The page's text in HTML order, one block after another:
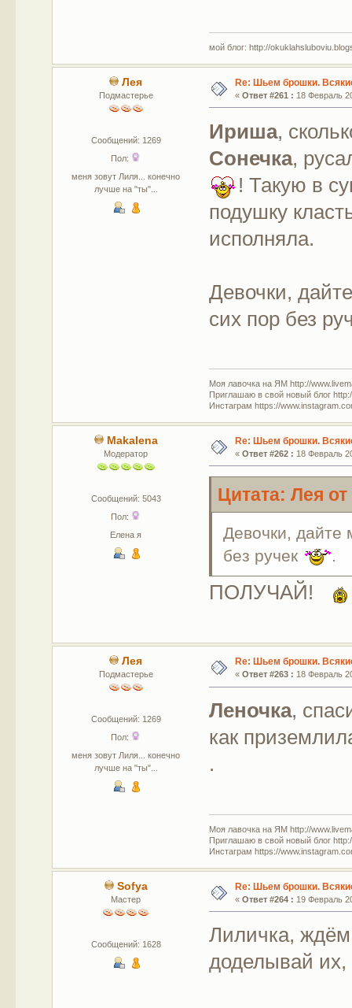
мой блог: http://
Лея
Подмастерье
Сообщений: 1269
Пол:
меня зовут Лиля... конечно
лучше на "ты"...
Re: Шьем брошки.
« Ответ #261 : 18 Февраль
Ириша,
Сонечка,
! Такую в
подушку
исполняла.
Девочки,
сих пор без
Моя лавочка на ЯМ http://
Приглашаю в свой новый блог
Инстаграм https://
Makalena
Модератор
Сообщений: 5043
Пол:
Елена я
Re: Шьем брошки.
« Ответ #262 : 18 Февраль
Цитата: Лея
Девочки, дайте
без ручек
.
ПОЛУЧАЙ!
Лея
Подмастерье
Сообщений: 1269
Пол:
меня зовут Лиля... конечно
лучше на "ты"...
Re: Шьем брошки.
« Ответ #263 : 18 Февраль
Леночка,
как
.
Моя лавочка на ЯМ http://
Приглашаю в свой новый блог
Инстаграм https://
Sofya
Мастер
Сообщений: 1628
Re: Шьем брошки.
« Ответ #264 : 19 Февраль
Лиличка,
доделывай их,